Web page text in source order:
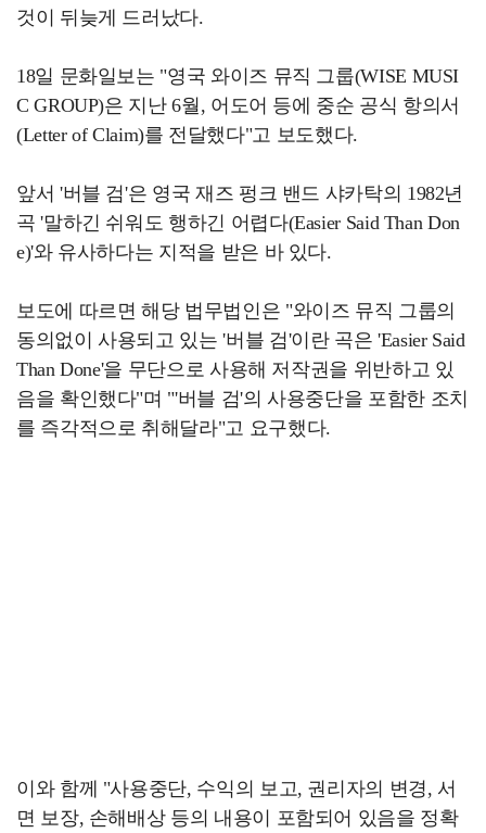
것이 뒤늦게 드러났다.
18일 문화일보는 "영국 와이즈 뮤직 그룹(WISE MUSI
C GROUP)은 지난 6월, 어도어 등에 중순 공식 항의서
(Letter of Claim)를 전달했다"고 보도했다.
앞서 '버블 검'은 영국 재즈 펑크 밴드 샤카탁의 1982년
곡 '말하긴 쉬워도 행하긴 어렵다(Easier Said Than Don
e)'와 유사하다는 지적을 받은 바 있다.
보도에 따르면 해당 법무법인은 "와이즈 뮤직 그룹의
동의없이 사용되고 있는 '버블 검'이란 곡은 'Easier Said
Than Done'을 무단으로 사용해 저작권을 위반하고 있
음을 확인했다"며 "'버블 검'의 사용중단을 포함한 조치
를 즉각적으로 취해달라"고 요구했다.
이와 함께 "사용중단, 수익의 보고, 권리자의 변경, 서
면 보장, 손해배상 등의 내용이 포함되어 있음을 정확